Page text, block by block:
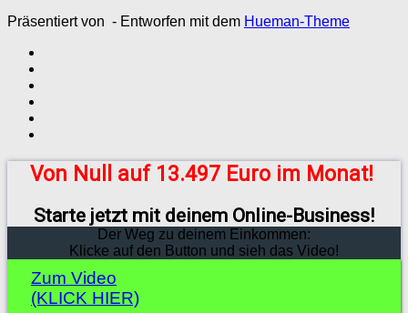
Präsentiert von - Entworfen mit dem Hueman-Theme
Von Null auf 13.497 Euro im Monat!
Starte jetzt mit deinem Online-Business!
Der Weg zu deinem Einkommen:
Klicke auf den Button und sieh das Video!
Zum Video
(KLICK HIER)